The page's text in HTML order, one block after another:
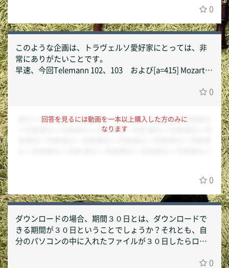
ず、件の小節の前後で動画の中の演奏者の動き、息遣い、合図に合わせ
ございませんので、テンポ感がつかめれば合わせられるようになるので
ンツ内に演奏者のFacbookとTwitterのアカウントが掲載されています
ので、コンタクトしてみてもよろしいのではないかと存じます。 以上、
今後ともSmart Accompanistをどうぞ宜しくお願い申し上げます。 Sm
art Accompanist運営事務局
0
このような企画は、トラヴェルソ愛好家にとっては、非
常にありがたいことです。
早速、今回Telemann 102、103 および[a=415] Mozart (a
し仲間さんの上記Mozart及び103 1stのAllegro、Largoの
ませんか？ よろしくお願いいたします。 寺田
0
回答を見るには動画を一本以上購入した方のみに
なります
ダミーですダミーですダミーですダミーですダミーですダミ
ーですダミーですダミーですダミーです ダミーですダミーで
0
ダウンロードの場合、期間３０日とは、ダウンロードで
きる期間が３０日ということでしょうか？それとも、自
分のパソコンの中に入れたファイルが３０日したらロッ
0